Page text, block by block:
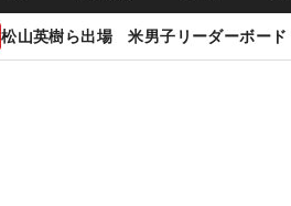
松山英樹ら出場 米男子リーダーボード